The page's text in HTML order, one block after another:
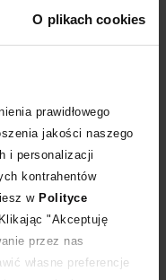
O plikach cookies
prawidłowego
jakości naszego
i personalizacji
kontrahentów
w Polityce
Klikając "Akceptuję
przez nas
własne preferencje
od 0 zł